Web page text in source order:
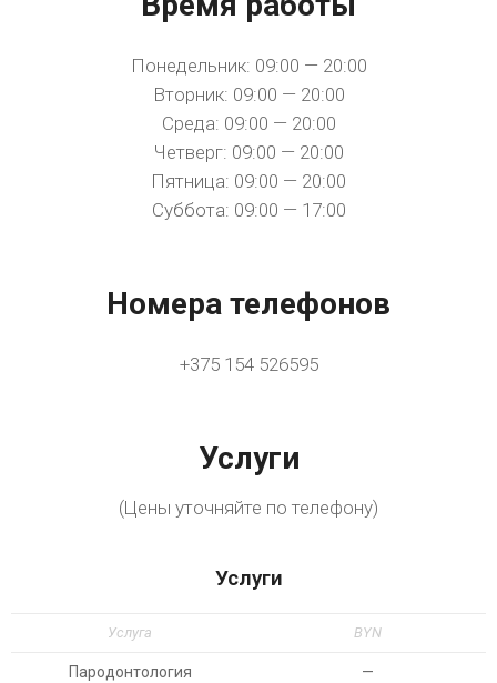
Понедельник: 09:00 — 20:00
Вторник: 09:00 — 20:00
Среда: 09:00 — 20:00
Четверг: 09:00 — 20:00
Пятница: 09:00 — 20:00
Суббота: 09:00 — 17:00
Номера телефонов
+375 154 526595
Услуги
(Цены уточняйте по телефону)
Услуги
Услуга BYN
Пародонтология —